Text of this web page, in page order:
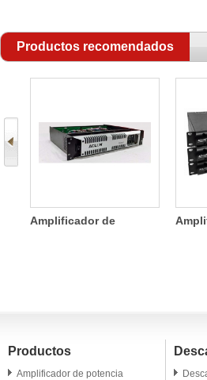
Productos recomendados
Amplificador de
Productos
Amplificador de potencia